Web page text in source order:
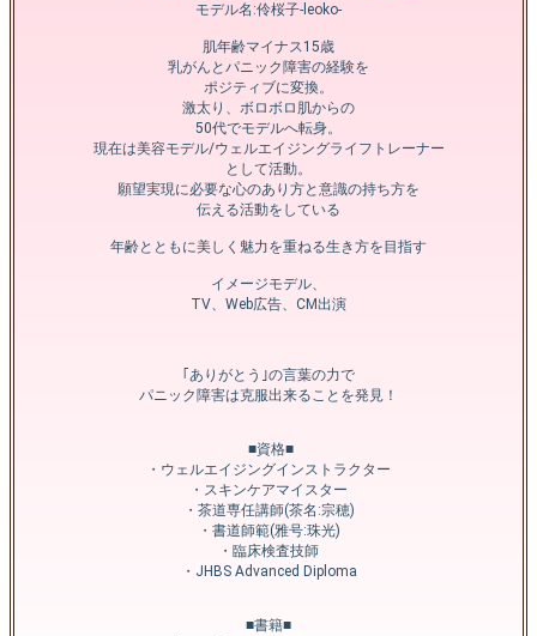
モデル名:伶桜子-leoko-
肌年齢マイナス15歳
乳がんとパニック障害の経験を
ポジティブに変換。
激太り、ボロボロ肌からの
50代でモデルへ転身。
現在は美容モデル/ウェルエイジングライフトレーナー
として活動。
願望実現に必要な心のあり方と意識の持ち方を
伝える活動をしている
年齢とともに美しく魅力を重ねる生き方を目指す
イメージモデル、
TV、Web広告、CM出演
｢ありがとう｣の言葉の力で
パニック障害は克服出来ることを発見！
‎ ■資格■
・ウェルエイジングインストラクター
・スキンケアマイスター
・茶道専任講師(茶名:宗穂)
・書道師範(雅号:珠光)
‎・臨床検査技師
・JHBS Advanced Diploma
■書籍■